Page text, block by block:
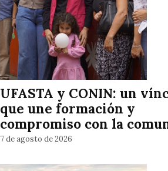
UFASTA y CONIN: un
que une formación y
compromiso con la
7 de agosto de 2026